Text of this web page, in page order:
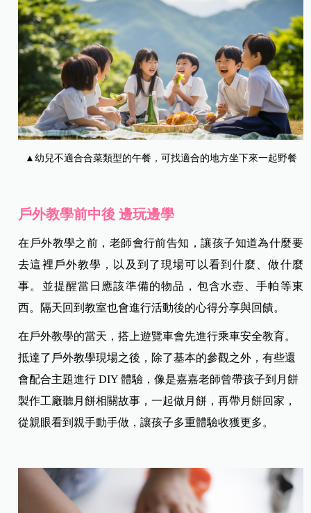
▲幼兒不適合合菜類型的午餐，可找適合的地方坐下來一起野餐
戶外教學前中後 邊玩邊學
在戶外教學之前，老師會行前告知，讓孩子知道為什麼要
去這裡戶外教學，以及到了現場可以看到什麼、做什麼
事。並提醒當日應該準備的物品，包含水壺、手帕等東
西。隔天回到教室也會進行活動後的心得分享與回饋。
在戶外教學的當天，搭上遊覽車會先進行乘車安全教育。
抵達了戶外教學現場之後，除了基本的參觀之外，有些還
會配合主題進行 DIY 體驗，像是嘉嘉老師曾帶孩子到月餅
製作工廠聽月餅相關故事，一起做月餅，再帶月餅回家，
從親眼看到親手動手做，讓孩子多重體驗收獲更多。